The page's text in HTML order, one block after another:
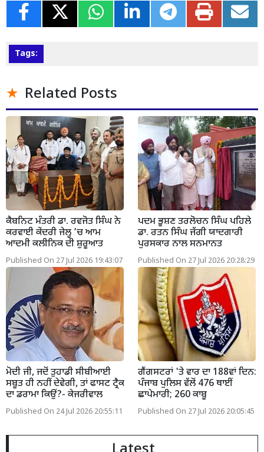
Tags:
Related Posts
ਕੈਬਨਿਟ ਮੰਤਰੀ ਡਾ. ਰਵਜੋਤ ਸਿੰਘ ਨੇ
ਕਰਵਾਈ ਕੇਂਦਰੀ ਜੇਲ੍ਹ ’ਚ ਆਮ
ਆਦਮੀ ਕਲੀਨਿਕ ਦੀ ਸ਼ੁਰੂਆਤ
Published On 27 Jul 2026 19:43:07
ਪਦਮ ਭੂਸ਼ਣ ਤਰਲੋਚਨ ਸਿੰਘ ਪਹਿਲੇ
ਡਾ. ਰਤਨ ਸਿੰਘ ਜੱਗੀ ਯਾਦਗਾਰੀ
ਪੁਰਸਕਾਰ ਨਾਲ ਸਨਮਾਨਤ
Published On 27 Jul 2026 20:28:29
ਮੋਦੀ ਜੀ, ਜਦੋਂ ਤੁਹਾਡੀ ਸੀਬੀਆਈ
ਸਬੂਤ ਹੀ ਨਹੀਂ ਦੇਵੇਗੀ, ਤਾਂ ਫਾਸਟ ਟ੍ਰੈਕ
ਦਾ ਡਰਾਮਾ ਕਿਉਂ?- ਕੇਜਰੀਵਾਲ
Published On 24 Jul 2026 20:55:11
ਗੈਂਗਸਟਰਾਂ 'ਤੇ ਵਾਰ ਦਾ 188ਵਾਂ ਦਿਨ:
ਪੰਜਾਬ ਪੁਲਿਸ ਵੱਲੋਂ 476 ਥਾਈਂ
ਛਾਪੇਮਾਰੀ; 260 ਕਾਬੂ
Published On 27 Jul 2026 20:05:45